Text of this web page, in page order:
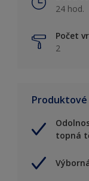
24 hod.
Počet
2
topná